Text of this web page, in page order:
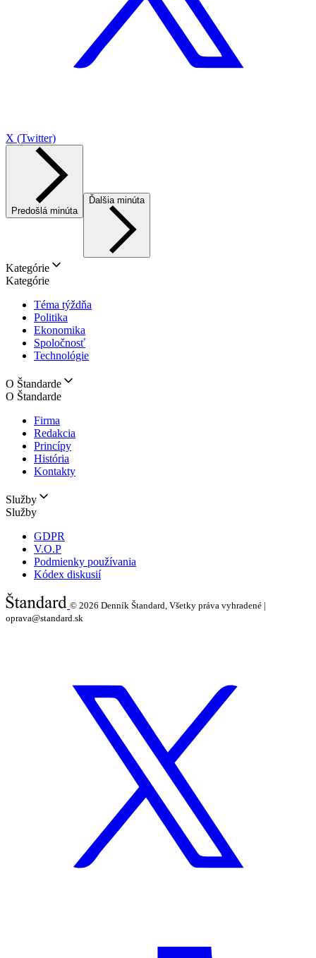
X (Twitter)
Predošlá minúta
Ďalšia minúta
Kategórie
Kategórie
Téma týždňa
Politika
Ekonomika
Spoločnosť
Technológie
O Štandarde
O Štandarde
Firma
Redakcia
Princípy
História
Kontakty
Služby
Služby
GDPR
V.O.P
Podmienky používania
Kódex diskusií
© 2026 Denník Štandard, Všetky práva vyhradené |
oprava@standard.sk